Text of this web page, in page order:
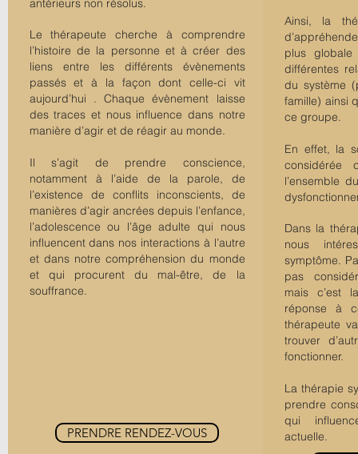
antérieurs non résolus.
Le thérapeute cherche à comprendre
l’histoire de la personne et à créer des
liens entre les différents évènements
passés et à la façon dont celle-ci vit
aujourd’hui . Chaque évènement laisse
des traces et nous influence dans notre
manière d’agir et de réagir au monde.
Il s’agit de prendre conscience,
notamment à l’aide de la parole, de
l’existence de conflits inconscients, de
manières d’agir ancrées depuis l’enfance,
l’adolescence ou l’âge adulte qui nous
influencent dans nos interactions à l’autre
et dans notre compréhension du monde
et qui procurent du mal-être, de la
souffrance.
PRENDRE RENDEZ-VOUS
Ainsi, la
plus
différentes
du système
famille) ainsi
ce groupe.
En effet, la
considérée
l’ensemble
Dans la
nous
symptôme.
pas
mais c’est
réponse à
thérapeute
trouver
fonctionner.
La thérapie
prendre
qui
actuelle.